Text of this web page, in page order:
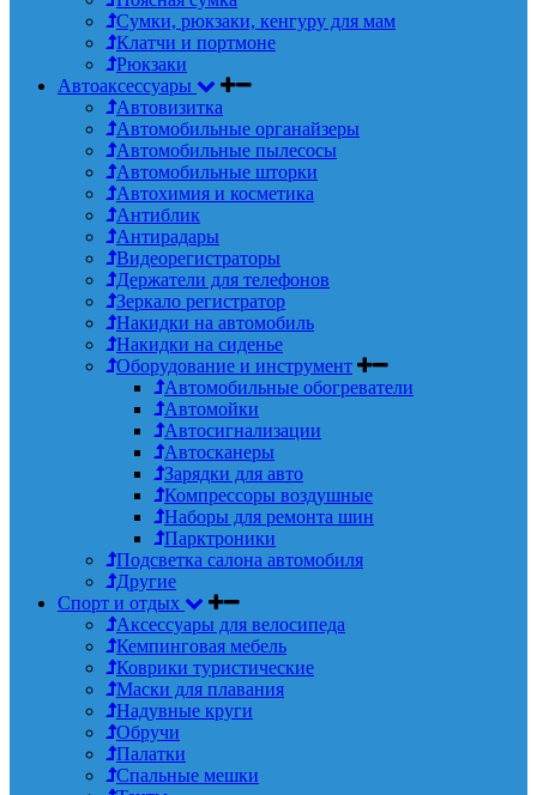
Сумки, рюкзаки, кенгуру для мам
Клатчи и портмоне
Рюкзаки
Автоаксессуары
Автовизитка
Автомобильные органайзеры
Автомобильные пылесосы
Автомобильные шторки
Автохимия и косметика
Антиблик
Антирадары
Видеорегистраторы
Держатели для телефонов
Зеркало регистратор
Накидки на автомобиль
Накидки на сиденье
Оборудование и инструмент
Автомобильные обогреватели
Автомойки
Автосигнализации
Автосканеры
Зарядки для авто
Компрессоры воздушные
Наборы для ремонта шин
Парктроники
Подсветка салона автомобиля
Другие
Спорт и отдых
Аксессуары для велосипеда
Кемпинговая мебель
Коврики туристические
Маски для плавания
Надувные круги
Обручи
Палатки
Спальные мешки